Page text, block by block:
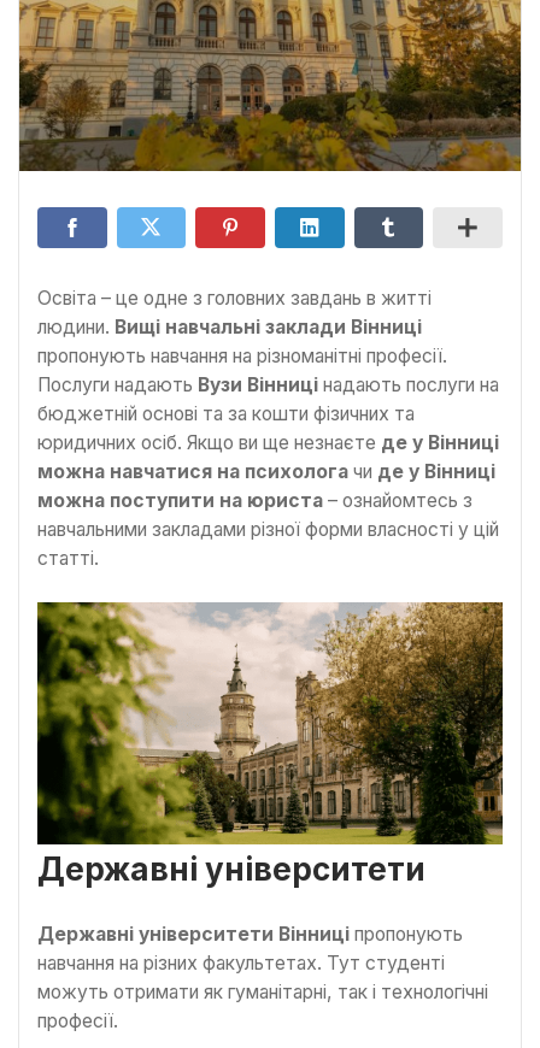
Освіта – це одне з головних завдань в житті
людини. Вищі навчальні заклади Вінниці
пропонують навчання на різноманітні професії.
Послуги надають Вузи Вінниці надають послуги на
бюджетній основі та за кошти фізичних та
юридичних осіб. Якщо ви ще незнаєте де у Вінниці
можна навчатися на психолога чи де у Вінниці
можна поступити на юриста – ознайомтесь з
навчальними закладами різної форми власності у цій
статті.
Державні університети
Державні університети Вінниці пропонують
навчання на різних факультетах. Тут студенті
можуть отримати як гуманітарні, так і технологічні
професії.